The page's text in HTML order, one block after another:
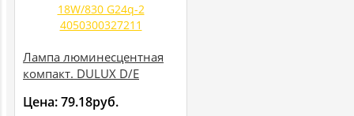
Лампа люминесцентная
компакт. DULUX D/E
4050300327211
Цена:79.18руб.